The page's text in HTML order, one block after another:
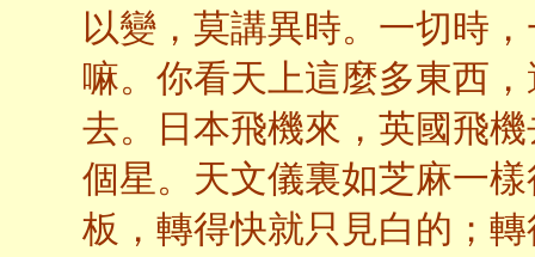
以變，莫講異時。一切時
嘛。你看天上這麼多東西
去。日本飛機來，英國飛
個星。天文儀裏如芝麻一
板，轉得快就只見白的；